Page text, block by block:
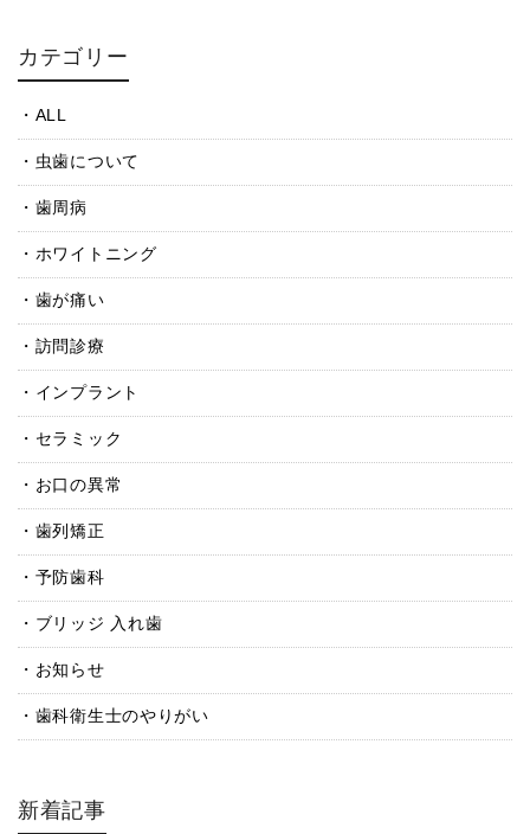
カテゴリー
ALL
虫歯について
歯周病
ホワイトニング
歯が痛い
訪問診療
インプラント
セラミック
お口の異常
歯列矯正
予防歯科
ブリッジ 入れ歯
お知らせ
歯科衛生士のやりがい
新着記事